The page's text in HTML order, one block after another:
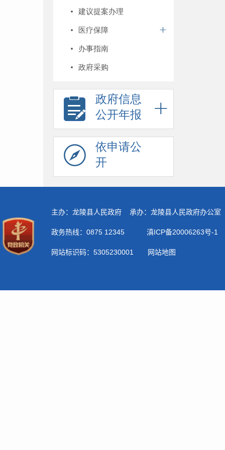
建议提案办理
医疗保障
办事指南
政府采购
政府信息
公开年报
依申请公
开